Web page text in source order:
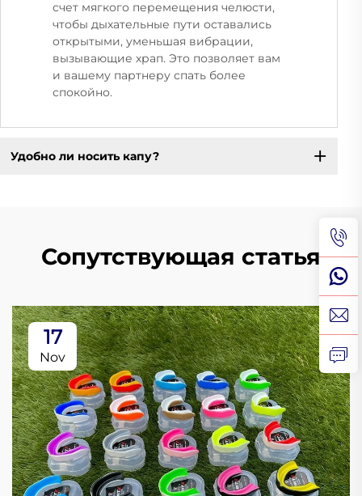
счет мягкого перемещения челюсти,
чтобы дыхательные пути оставались
открытыми, уменьшая вибрации,
вызывающие храп. Это позволяет вам
и вашему партнеру спать более
спокойно.
Удобно ли носить капу?
Сопутствующая статья
17
Nov